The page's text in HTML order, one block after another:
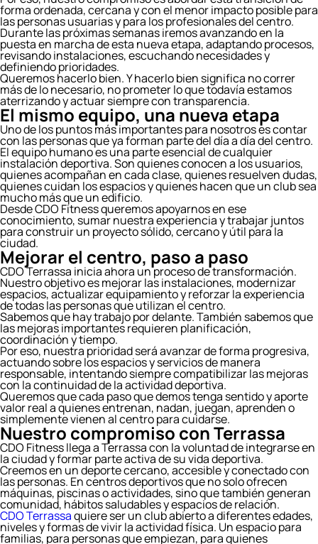
forma ordenada, cercana y con el menor impacto posible para
las personas usuarias y para los profesionales del centro.
Durante las próximas semanas iremos avanzando en la
puesta en marcha de esta nueva etapa, adaptando procesos,
revisando instalaciones, escuchando necesidades y
definiendo prioridades.
Queremos hacerlo bien. Y hacerlo bien significa no correr
más de lo necesario, no prometer lo que todavía estamos
aterrizando y actuar siempre con transparencia.
El mismo equipo, una nueva etapa
Uno de los puntos más importantes para nosotros es contar
con las personas que ya forman parte del día a día del centro.
El equipo humano es una parte esencial de cualquier
instalación deportiva. Son quienes conocen a los usuarios,
quienes acompañan en cada clase, quienes resuelven dudas,
quienes cuidan los espacios y quienes hacen que un club sea
mucho más que un edificio.
Desde CDO Fitness queremos apoyarnos en ese
conocimiento, sumar nuestra experiencia y trabajar juntos
para construir un proyecto sólido, cercano y útil para la
ciudad.
Mejorar el centro, paso a paso
CDO Terrassa inicia ahora un proceso de transformación.
Nuestro objetivo es mejorar las instalaciones, modernizar
espacios, actualizar equipamiento y reforzar la experiencia
de todas las personas que utilizan el centro.
Sabemos que hay trabajo por delante. También sabemos que
las mejoras importantes requieren planificación,
coordinación y tiempo.
Por eso, nuestra prioridad será avanzar de forma progresiva,
actuando sobre los espacios y servicios de manera
responsable, intentando siempre compatibilizar las mejoras
con la continuidad de la actividad deportiva.
Queremos que cada paso que demos tenga sentido y aporte
valor real a quienes entrenan, nadan, juegan, aprenden o
simplemente vienen al centro para cuidarse.
Nuestro compromiso con Terrassa
CDO Fitness llega a Terrassa con la voluntad de integrarse en
la ciudad y formar parte activa de su vida deportiva.
Creemos en un deporte cercano, accesible y conectado con
las personas. En centros deportivos que no solo ofrecen
máquinas, piscinas o actividades, sino que también generan
comunidad, hábitos saludables y espacios de relación.
CDO Terrassaquiere ser un club abierto a diferentes edades,
niveles y formas de vivir la actividad física. Un espacio para
familias, para personas que empiezan, para quienes